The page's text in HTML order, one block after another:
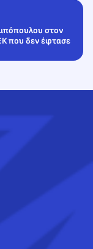
στον
που δεν έφτασε